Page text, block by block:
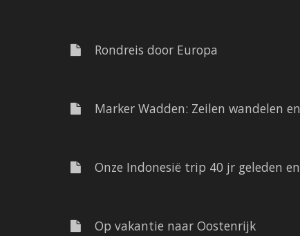
Rondreis door Europa
Marker Wadden: Zeilen wandelen
Onze Indonesië trip 40 jr geleden en
Op vakantie naar Oostenrijk